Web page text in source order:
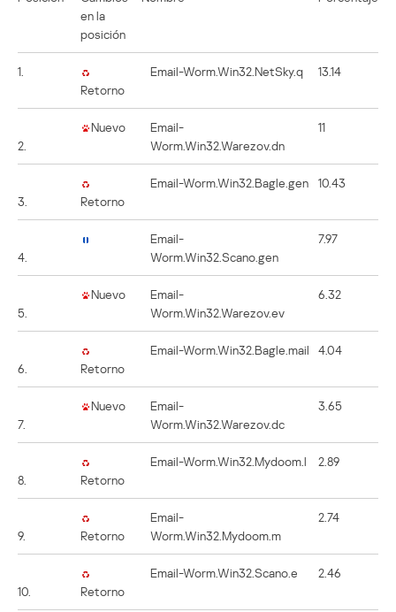
en la
posición
1.
Retorno
Email-Worm.Win32.NetSky.q 13.14
2.
Nuevo
Email-
Worm.Win32.Warezov.dn
11
3. Retorno
Email-Worm.Win32.Bagle.gen 10.43
4.
Email-
Worm.Win32.Scano.gen
7.97
5.
Nuevo
Email-
Worm.Win32.Warezov.ev
6.32
6. Retorno
Email-Worm.Win32.Bagle.mail 4.04
7.
Nuevo
Email-
Worm.Win32.Warezov.dc
3.65
8. Retorno
Email-Worm.Win32.Mydoom.l 2.89
9. Retorno
Email-
Worm.Win32.Mydoom.m
2.74
10. Retorno
Email-Worm.Win32.Scano.e 2.46